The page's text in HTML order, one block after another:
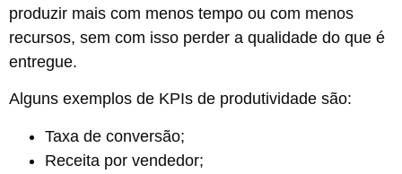
produzir mais com menos tempo ou com menos
recursos, sem com isso perder a qualidade do que é
entregue.
Alguns exemplos de KPIs de produtividade são:
Taxa de conversão;
Receita por vendedor;